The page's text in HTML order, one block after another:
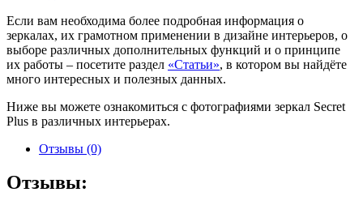
Если вам необходима более подробная информация о
зеркалах, их грамотном применении в дизайне интерьеров, о
выборе различных дополнительных функций и о принципе
их работы – посетите раздел «Статьи», в котором вы найдёте
много интересных и полезных данных.
Ниже вы можете ознакомиться с фотографиями зеркал Secret
Plus в различных интерьерах.
Отзывы (0)
Отзывы: